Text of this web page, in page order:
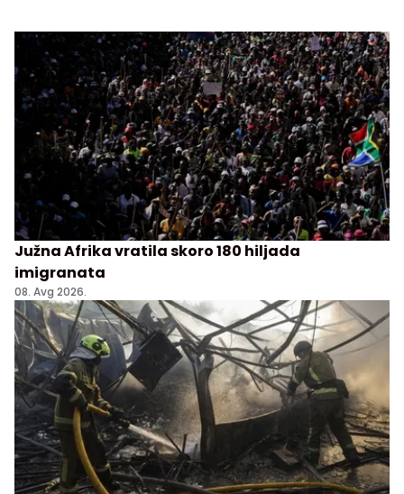
Južna Afrika vratila skoro 180 hiljada
imigranata
08. Avg 2026.